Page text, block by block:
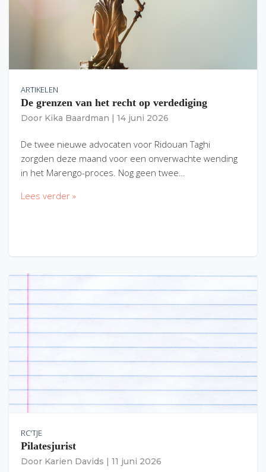
ARTIKELEN
De grenzen van het recht op verdediging
Door Kika Baardman 14 juni 2026
De twee nieuwe advocaten voor Ridouan Taghi
zorgden deze maand voor een onverwachte wending
in het Marengo-proces. Nog geen twee…
Lees verder »
RC'TJE
Pilatesjurist
Door Karien Davids 11 juni 2026